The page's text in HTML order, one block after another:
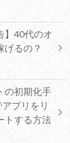
】40代のオ
げるの？
の初期化手
プリをリ
トする方法